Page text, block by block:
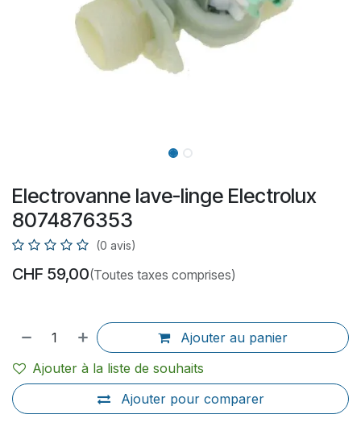
Electrovanne lave-linge Electrolux
8074876353
(0 avis)
CHF 59,00(Toutes taxes comprises)
Ajouter au panier
Ajouter pour comparer
Ajouter à la liste de souhaits